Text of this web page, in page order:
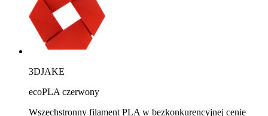
3DJAKE
ecoPLA czerwony
Wszechstronny filament PLA w bezkonkurencyjnej cenie